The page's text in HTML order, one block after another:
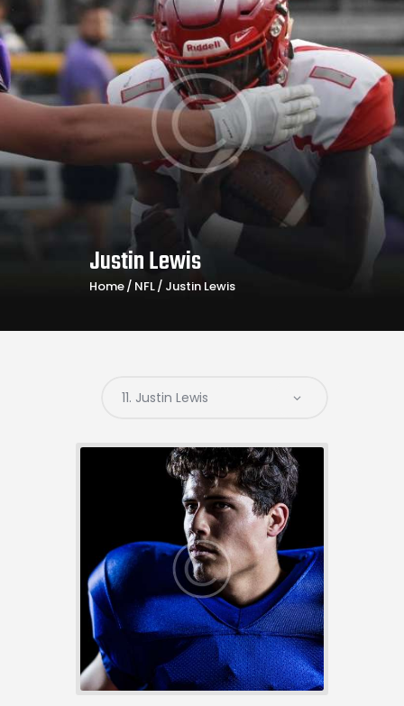
Justin Lewis
Home NFL Justin Lewis